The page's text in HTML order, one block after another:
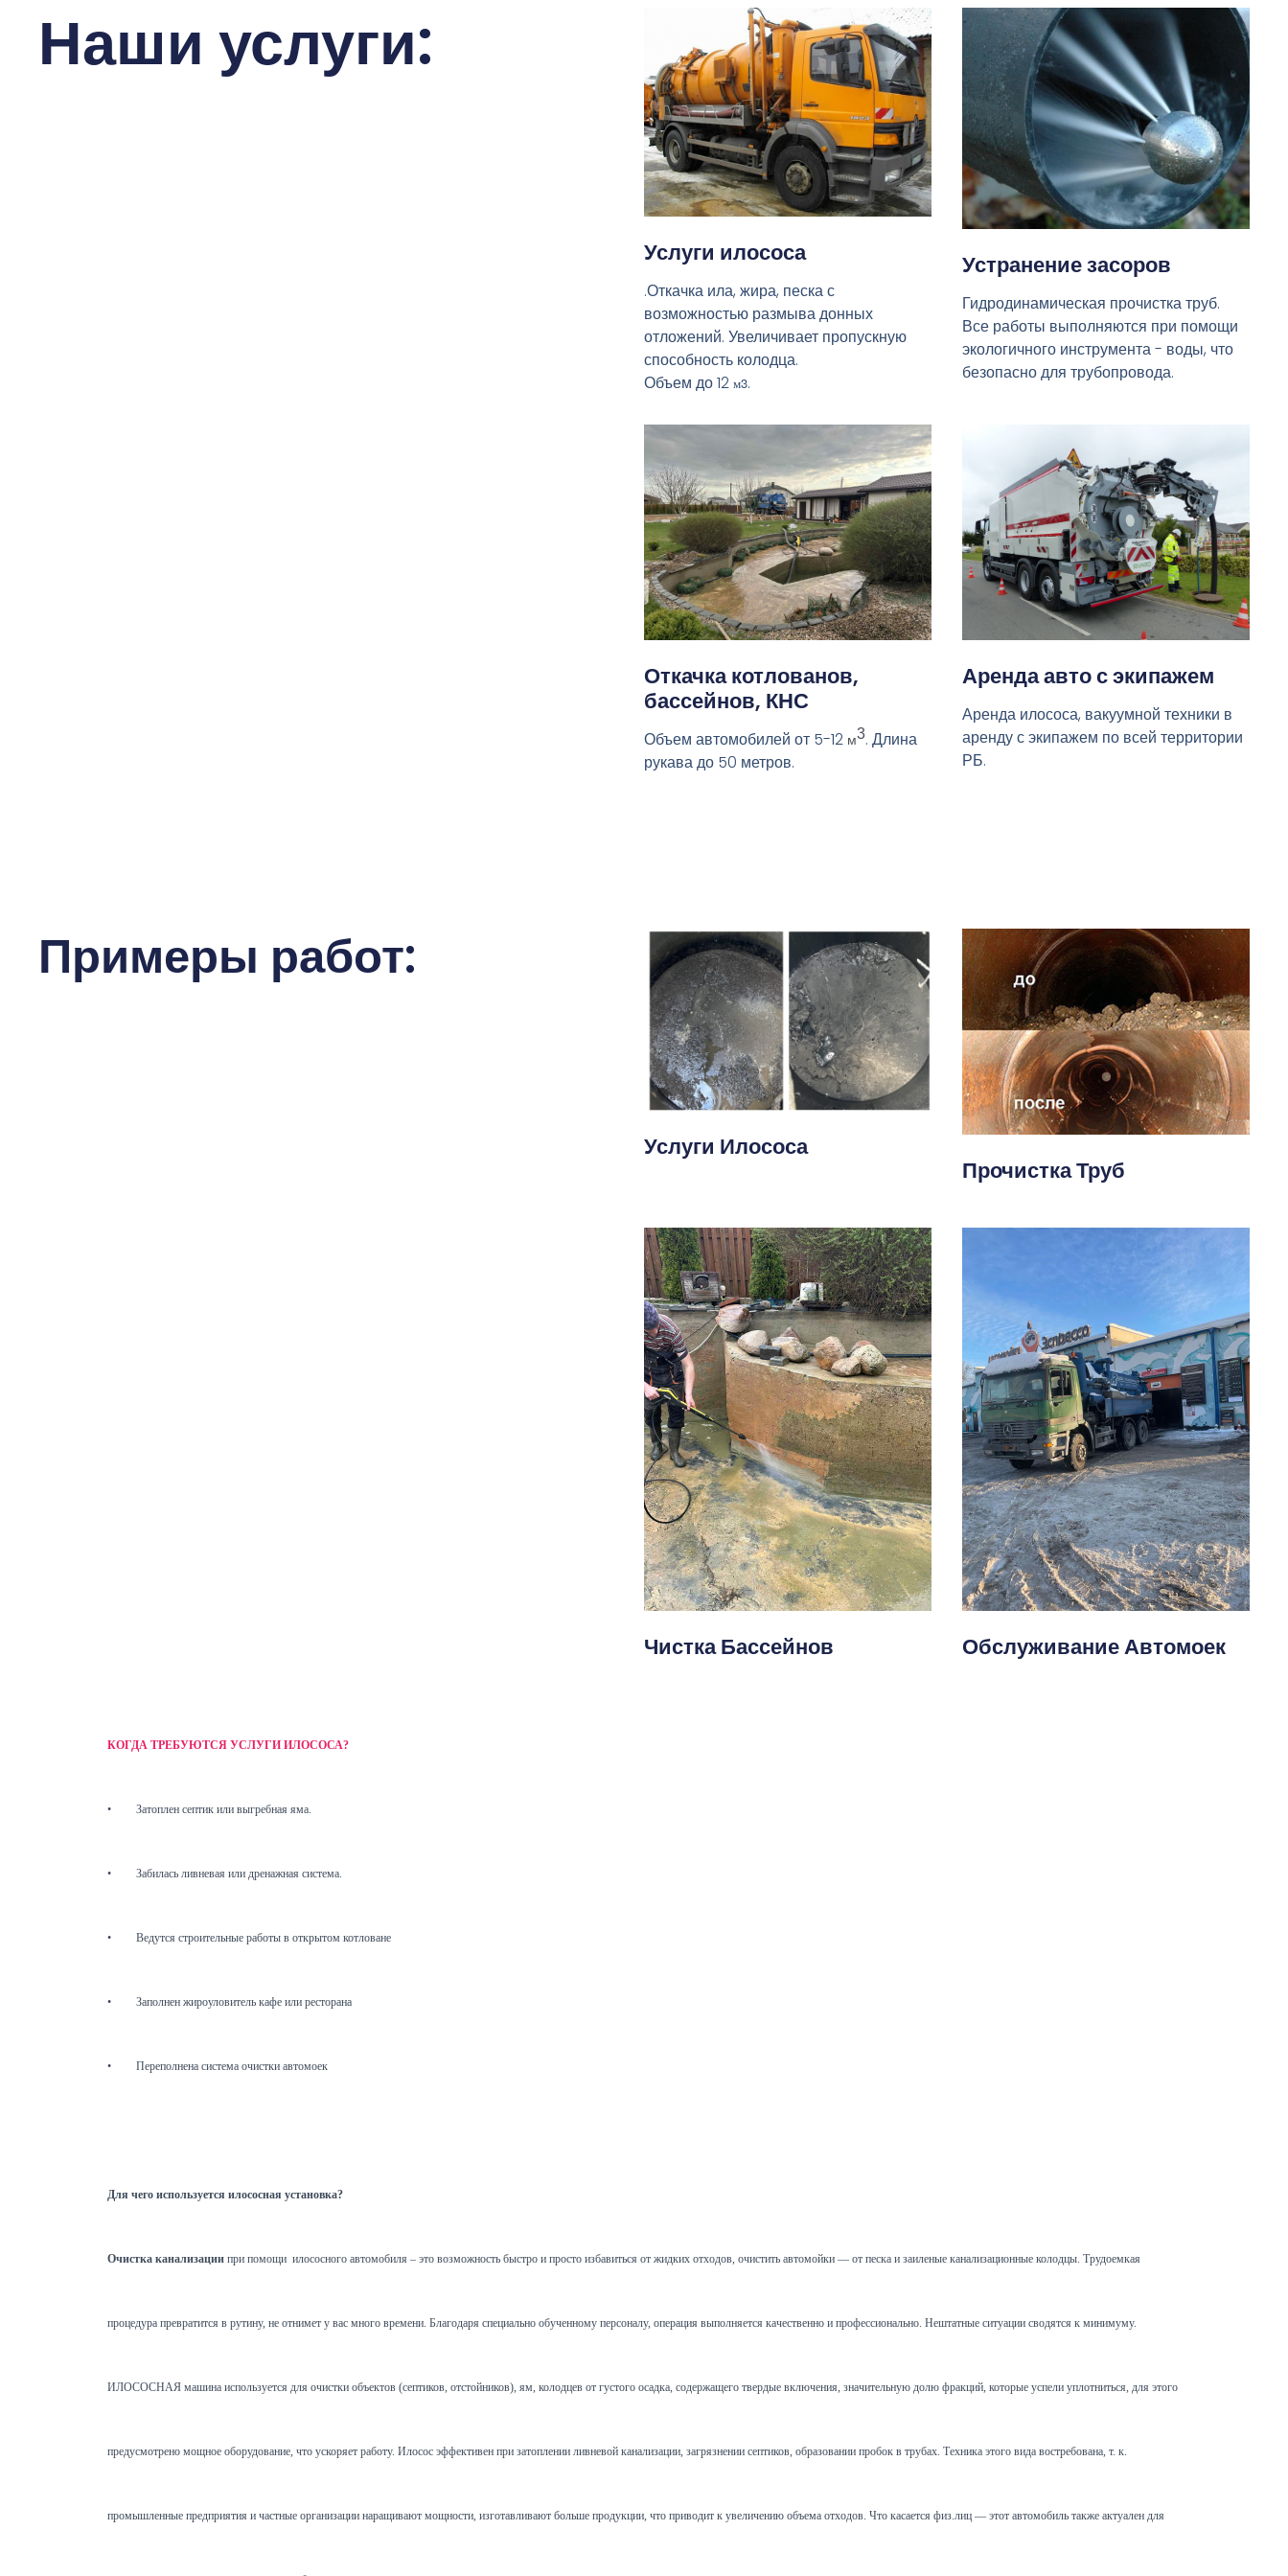
Наши услуги:
Услуги илососа
.Откачка ила, жира, песка с
возможностью размыва донных
отложений. Увеличивает пропускную
способность колодца.
Объем до 12 м3.
Устранение засоров
Гидродинамическая прочистка труб.
Все работы выполняются при помощи
экологичного инструмента - воды, что
безопасно для трубопровода.
Откачка котлованов,
бассейнов, КНС
Объем автомобилей от 5-12 м3. Длина
рукава до 50 метров.
Аренда авто с экипажем
Аренда илососа, вакуумной техники в
аренду с экипажем по всей территории
РБ.
Примеры работ:
Услуги Илососа
Прочистка Труб
Чистка Бассейнов Обслуживание Автомоек
КОГДА ТРЕБУЮТСЯ УСЛУГИ ИЛОСОСА?
• Затоплен септик или выгребная яма.
• Забилась ливневая или дренажная система.
• Ведутся строительные работы в открытом котловане
• Заполнен жироуловитель кафе или ресторана
• Переполнена система очистки автомоек
Для чего используется илососная установка?
Очистка канализации при помощи илососного автомобиля – это возможность быстро и просто избавиться от жидких отходов, очистить автомойки — от песка и заиленые канализационные колодцы. Трудоемкая
процедура превратится в рутину, не отнимет у вас много времени. Благодаря специально обученному персоналу, операция выполняется качественно и профессионально. Нештатные ситуации сводятся к минимуму.
ИЛОСОСНАЯ машина используется для очистки объектов (септиков, отстойников), ям, колодцев от густого осадка, содержащего твердые включения, значительную долю фракций, которые успели уплотниться, для этого
предусмотрено мощное оборудование, что ускоряет работу. Илосос эффективен при затоплении ливневой канализации, загрязнении септиков, образовании пробок в трубах. Техника этого вида востребована, т. к.
промышленные предприятия и частные организации наращивают мощности, изготавливают больше продукции, что приводит к увеличению объема отходов. Что касается физ.лиц — этот автомобиль также актуален для